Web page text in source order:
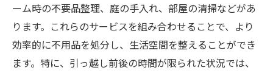
ーム時の不要品整理、庭の手入れ、部屋の清掃などがあ
ります。これらのサービスを組み合わせることで、より
効率的に不用品を処分し、生活空間を整えることができ
ます。特に、引っ越し前後の時間が限られた状況では、